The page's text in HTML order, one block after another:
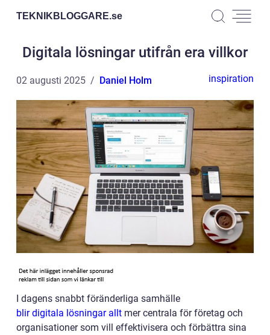
TEKNIKBLOGGARE.se
Digitala lösningar utifrån era villkor
02 augusti 2025 Daniel Holm inspiration
I dagens snabbt föränderliga samhälle
blir digitala lösningar allt mer centrala för företag och
organisationer som vill effektivisera och förbättra sina